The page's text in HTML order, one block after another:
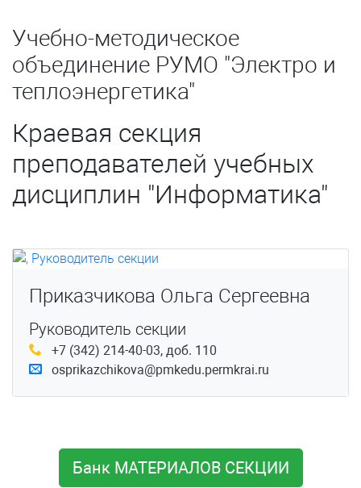
Учебно-методическое
объединение РУМО "Электро и
теплоэнергетика"
Краевая секция
преподавателей учебных
дисциплин "Информатика"
Приказчикова Ольга Сергеевна
Руководитель секции
+7 (342) 214-40-03, доб. 110
osprikazchikova@pmkedu.permkrai.ru
Банк МАТЕРИАЛОВ СЕКЦИИ